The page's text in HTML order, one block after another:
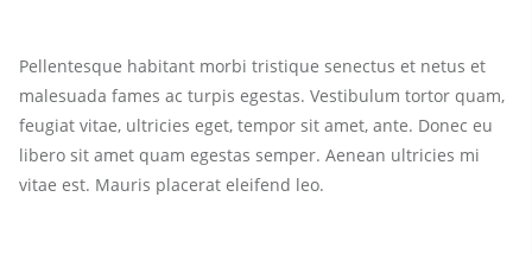
Pellentesque habitant morbi tristique senectus et netus et
malesuada fames ac turpis egestas. Vestibulum tortor quam,
feugiat vitae, ultricies eget, tempor sit amet, ante. Donec eu
libero sit amet quam egestas semper. Aenean ultricies mi
vitae est. Mauris placerat eleifend leo.